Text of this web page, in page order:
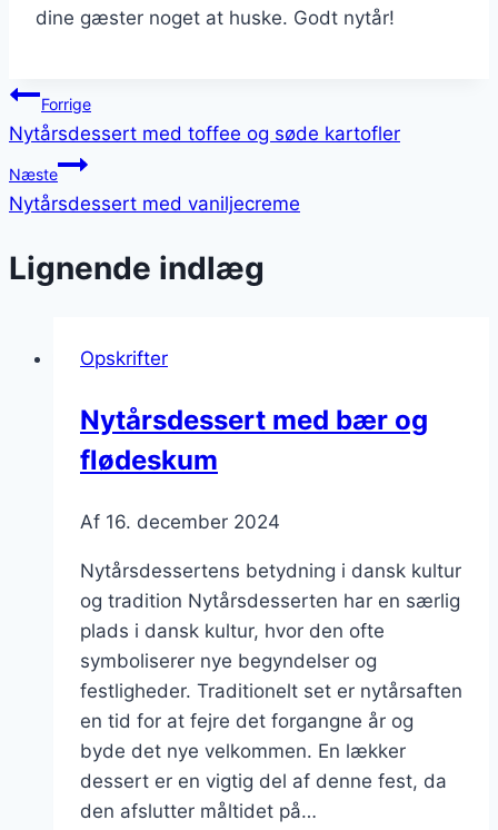
dine gæster noget at huske. Godt nytår!
Indlægsnavigation
Forrige
Nytårsdessert med toffee og søde kartofler
Næste
Nytårsdessert med vaniljecreme
Lignende indlæg
Opskrifter
Nytårsdessert med bær og
flødeskum
Af 16. december 2024
Nytårsdessertens betydning i dansk kultur
og tradition Nytårsdesserten har en særlig
plads i dansk kultur, hvor den ofte
symboliserer nye begyndelser og
festligheder. Traditionelt set er nytårsaften
en tid for at fejre det forgangne år og
byde det nye velkommen. En lækker
dessert er en vigtig del af denne fest, da
den afslutter måltidet på…